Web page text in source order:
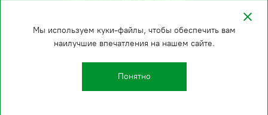
Мы используем куки-файлы, чтобы обеспечить вам
наилучшие впечатления на нашем сайте.
Понятно